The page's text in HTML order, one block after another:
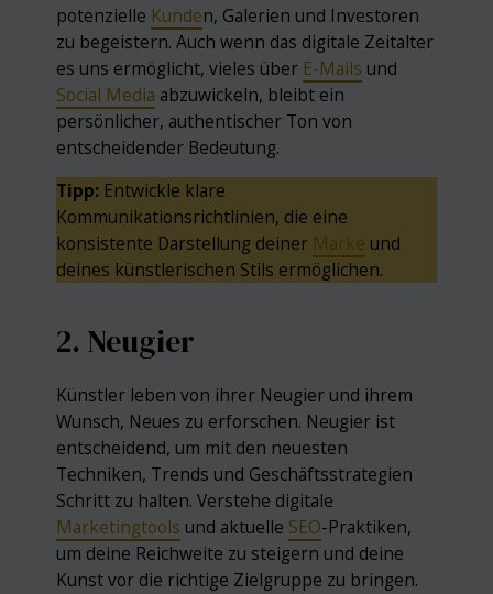
potenzielle Kunden, Galerien und Investoren
zu begeistern. Auch wenn das digitale Zeitalter
es uns ermöglicht, vieles über E-Mails und
Social Media abzuwickeln, bleibt ein
persönlicher, authentischer Ton von
entscheidender Bedeutung.
Tipp: Entwickle klare
Kommunikationsrichtlinien, die eine
konsistente Darstellung deiner Marke und
deines künstlerischen Stils ermöglichen.
2. Neugier
Künstler leben von ihrer Neugier und ihrem
Wunsch, Neues zu erforschen. Neugier ist
entscheidend, um mit den neuesten
Techniken, Trends und Geschäftsstrategien
Schritt zu halten. Verstehe digitale
Marketingtools und aktuelle SEO-Praktiken,
um deine Reichweite zu steigern und deine
Kunst vor die richtige Zielgruppe zu bringen.